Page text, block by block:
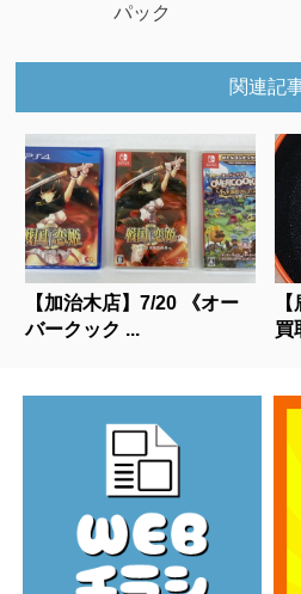
パック
関連記
【加治木店】7/20 《オー
バークック ...
買